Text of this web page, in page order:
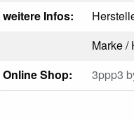
weitere Infos:
Marke /
Online Shop:
3ppp3